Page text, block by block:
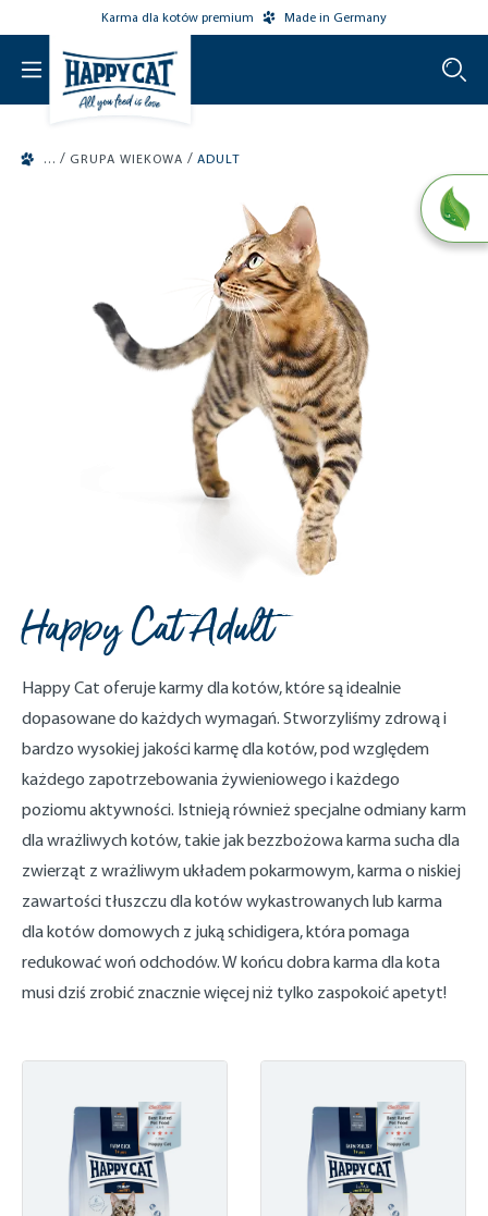
main contentKarma dla kotów premium Made in Germany
/ GRUPA WIEKOWA / ADULT
Happy Cat Adult
Happy Cat oferuje karmy dla kotów, które są idealnie
dopasowane do każdych wymagań. Stworzyliśmy zdrową i
bardzo wysokiej jakości karmę dla kotów, pod względem
każdego zapotrzebowania żywieniowego i każdego
poziomu aktywności. Istnieją również specjalne odmiany karm
dla wrażliwych kotów, takie jak bezzbożowa karma sucha dla
zwierząt z wrażliwym układem pokarmowym, karma o niskiej
zawartości tłuszczu dla kotów wykastrowanych lub karma
dla kotów domowych z juką schidigera, która pomaga
redukować woń odchodów. W końcu dobra karma dla kota
musi dziś zrobić znacznie więcej niż tylko zaspokoić apetyt!